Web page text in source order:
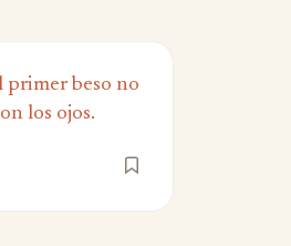
primer beso no
los ojos.